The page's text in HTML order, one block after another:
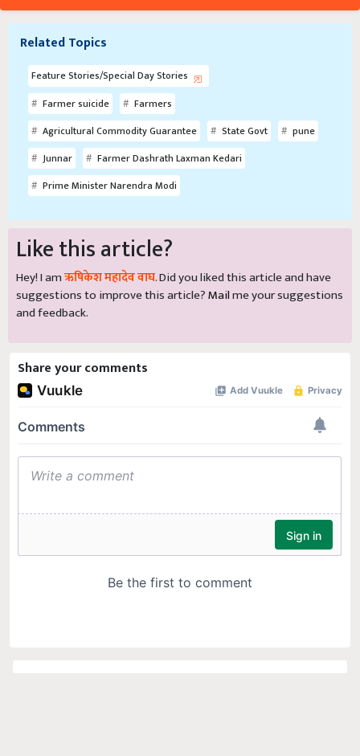
Related Topics
Feature Stories/Special Day Stories
Farmer suicide
Farmers
Agricultural Commodity Guarantee
State Govt
pune
Junnar
Farmer Dashrath Laxman Kedari
Prime Minister Narendra Modi
Like this article?
Hey! I amऋषिकेश महादेव वाघ. Did you liked this article and have
suggestions to improve this article?Mailme your suggestions
and feedback.
Share your comments